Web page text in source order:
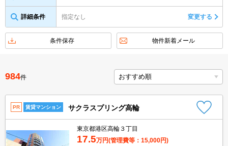
物件特集から
不動産会社から
TOP
詳細条件 指定なし 変更する
条件保存 物件新着メール
984件
PR 賃貸マンション サクラスプリング高輪
東京都港区高輪３丁目
17.5万円(管理費等：15,000円)